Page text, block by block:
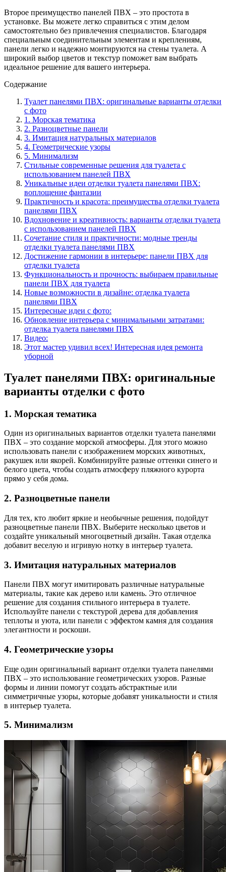
Второе преимущество панелей ПВХ – это простота в
установке. Вы можете легко справиться с этим делом
самостоятельно без привлечения специалистов. Благодаря
специальным соединительным элементам и креплениям,
панели легко и надежно монтируются на стены туалета. А
широкий выбор цветов и текстур поможет вам выбрать
идеальное решение для вашего интерьера.
Содержание
Туалет панелями ПВХ: оригинальные варианты отделки
с фото
1. Морская тематика
2. Разноцветные панели
3. Имитация натуральных материалов
4. Геометрические узоры
5. Минимализм
Стильные современные решения для туалета с
использованием панелей ПВХ
Уникальные идеи отделки туалета панелями ПВХ:
воплощение фантазии
Практичность и красота: преимущества отделки туалета
панелями ПВХ
Вдохновение и креативность: варианты отделки туалета
с использованием панелей ПВХ
Сочетание стиля и практичности: модные тренды
отделки туалета панелями ПВХ
Достижение гармонии в интерьере: панели ПВХ для
отделки туалета
Функциональность и прочность: выбираем правильные
панели ПВХ для туалета
Новые возможности в дизайне: отделка туалета
панелями ПВХ
Интересные идеи с фото:
Обновление интерьера с минимальными затратами:
отделка туалета панелями ПВХ
Видео:
Этот мастер удивил всех! Интересная идея ремонта
уборной
Туалет панелями ПВХ: оригинальные
варианты отделки с фото
1. Морская тематика
Один из оригинальных вариантов отделки туалета панелями
ПВХ – это создание морской атмосферы. Для этого можно
использовать панели с изображением морских животных,
ракушек или якорей. Комбинируйте разные оттенки синего и
белого цвета, чтобы создать атмосферу пляжного курорта
прямо у себя дома.
2. Разноцветные панели
Для тех, кто любит яркие и необычные решения, подойдут
разноцветные панели ПВХ. Выберите несколько цветов и
создайте уникальный многоцветный дизайн. Такая отделка
добавит веселую и игривую нотку в интерьер туалета.
3. Имитация натуральных материалов
Панели ПВХ могут имитировать различные натуральные
материалы, такие как дерево или камень. Это отличное
решение для создания стильного интерьера в туалете.
Используйте панели с текстурой дерева для добавления
теплоты и уюта, или панели с эффектом камня для создания
элегантности и роскоши.
4. Геометрические узоры
Еще один оригинальный вариант отделки туалета панелями
ПВХ – это использование геометрических узоров. Разные
формы и линии помогут создать абстрактные или
симметричные узоры, которые добавят уникальности и стиля
в интерьер туалета.
5. Минимализм